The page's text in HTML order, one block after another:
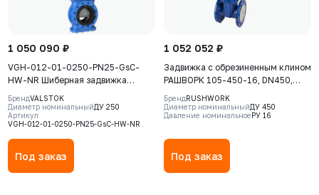
1 050 090 ₽
VGH-012-01-0250-PN25-GsC-
HW-NR Шиберная задвижка
Valstok, серия VGH, DN0250,
PN25, штурвал, выдвижной шток,
корпус GJS-500-7 (GGG50), нож
Natural Rubber
БрендVALSTOK
Диаметр номинальныйДУ 250
Артикул
VGH-012-01-0250-PN25-GsC-HW-NR
Под заказ
1 052 052 ₽
Задвижка с обрезиненным клином
РАШВОРК 105-450-16, DN450,
PN16, корпус - GJS-500-7
(GGG50), клин - GJS-500-7
(GGG50), уплотнение - EPDM, Ф/
SA14.6, 380В (без указателя
положения)
БрендRUSHWORK
Диаметр номинальныйДУ 450
Давление номинальноеРУ 16
Под заказ